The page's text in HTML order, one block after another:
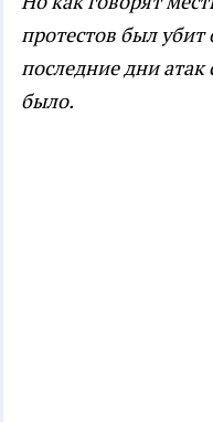
протестов был убит
последние дни атак
было.